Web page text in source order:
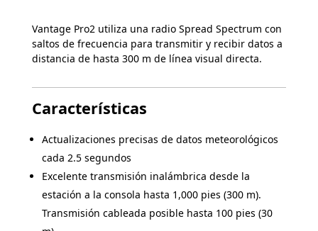
Vantage Pro2 utiliza una radio Spread Spectrum con
saltos de frecuencia para transmitir y recibir datos a
distancia de hasta 300 m de línea visual directa.
Características
Actualizaciones precisas de datos meteorológicos
cada 2.5 segundos
Excelente transmisión inalámbrica desde la
estación a la consola hasta 1,000 pies (300 m).
Transmisión cableada posible hasta 100 pies (30